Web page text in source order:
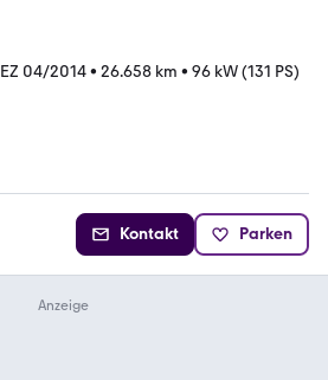
EZ 04/2014• 26.658 km • 96 kW (131 PS)
Kontakt Parken